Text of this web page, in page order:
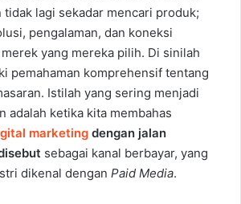
tidak lagi sekadar mencari produk;
pengalaman, dan koneksi
yang mereka pilih. Di sinilah
pemahaman komprehensif tentang
Istilah yang sering menjadi
adalah ketika kita membahas
marketing dengan jalan
sebagai kanal berbayar, yang
dikenal dengan Paid Media.